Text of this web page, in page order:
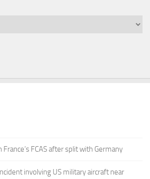
FCAS after split with Germany
involving US military aircraft near